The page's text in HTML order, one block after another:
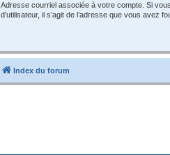
Adresse courriel associée à votre compte. Si
d’utilisateur, il s’agit de l’adresse que vous avez
Index du forum